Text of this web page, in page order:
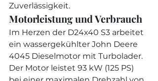
Zuverlässigkeit.
Motorleistung und Verbrauch
Im Herzen der D24x40 S3 arbeitet
ein wassergekühlter John Deere
4045 Dieselmotor mit Turbolader.
Der Motor leistet 93 kW (125 PS)